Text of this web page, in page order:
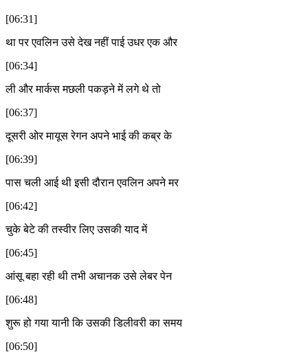
[06:31]
था पर एवलिन उसे देख नहीं पाई उधर एक और
[06:34]
ली और मार्कस मछली पकड़ने में लगे थे तो
[06:37]
दूसरी ओर मायूस रेगन अपने भाई की कब्र के
[06:39]
पास चली आई थी इसी दौरान एवलिन अपने मर
[06:42]
चुके बेटे की तस्वीर लिए उसकी याद में
[06:45]
आंसू बहा रही थी तभी अचानक उसे लेबर पेन
[06:48]
शुरू हो गया यानी कि उसकी डिलीवरी का समय
[06:50]